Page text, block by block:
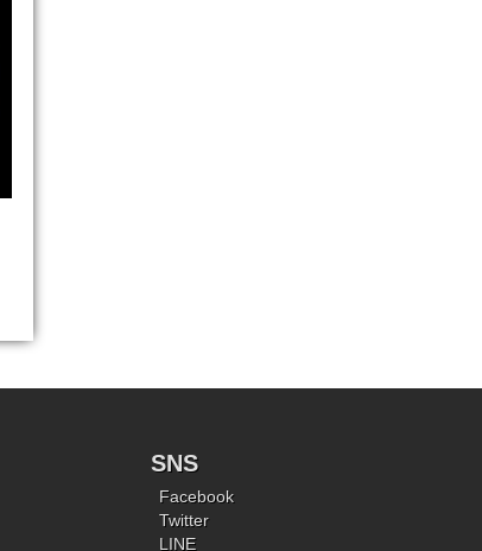
SNS
Facebook
Twitter
LINE